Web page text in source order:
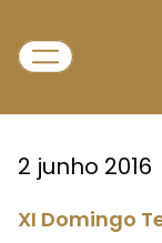
2 junho 2016
XI Domingo